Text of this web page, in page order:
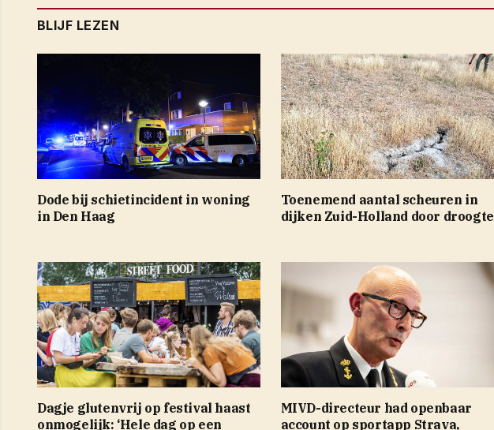
BLIJF LEZEN
Dode bij schietincident in woning
in Den Haag
Toenemend aantal scheuren in
dijken Zuid-Holland door droogte
Dagje glutenvrij op festival haast
onmogelijk: ‘Hele dag op een
MIVD-directeur had openbaar
account op sportapp Strava,